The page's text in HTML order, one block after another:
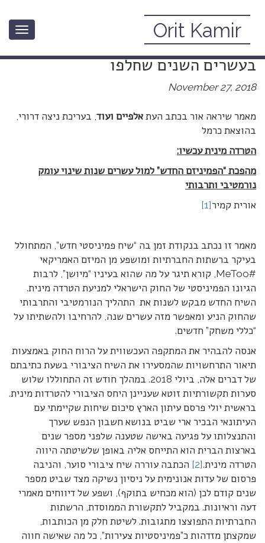
Toggle
Orit Kamir
הטרדה מינית בישראל: ההתפתחות
בעשרים השנים שחלפו
November 27, 2018
מאמר שיראה אור בכתב העת אלפיים ועוד, בעריכת ניצה דרורי,
בהוצאת כרמל
הטרדה מינית עכשיו:
מהפכת “הפמיניזם החדש” למול עשרים שנות שינוי עומק
נורמטיבי ותרבותי
אורית קמיר[1]
מאמר זו נכתב בנקודת זמן בה “שיח פמיניסטי חדש”, המתחולל
בעיקר ברשתות החברתיות ומושפע מן המיזם האמריקאי
#MeToo, קורא תיגר על מה שהוא בעיניו “מיושן”, לרבות
הגיונו הפמיניסטי של החוק הישראלי למניעת הטרדה מינית.
השיח החדש מבקש לשנות את התהליך הנורמטיבי והתרבותי
שהחוק הניע ומאפשר מזה עשרים שנה, להרחיבו ולהשתיתו על
“כללי משחק” חדשים.
אנסה להבהיר את המתקפה העכשווית על הרוח החוק באמצעות
תיאור התרחשויות שהמסעירו את השיח הציבורי בשעת כתיבתם
של דברים אלה, ביולי 2018. במהלך חודש זה התחוללו שלוש
סערות תקשורתיות זוטא שעניינן היחס הציבורי להטרדות מינית.
בראשית יולי פרסם עיתון הארץ סיכום שיחות שקיימתי עם
העיתונאי הבכיר ארי שביט בנושא חשבון הנפש שערך
והתנצלותו על פגיעה באישה שטענה שלפני מספר שנים
בארצות הברית הוא התייחס אליה באופן שלשיטתה היווה
הטרדה מינית.[2]
הכתבה עוררה שיח ציבורי סוער, והניבה
פרסום של עדות אנונימית על ניסיון נשיקה מצד שביט מספר
שנים קודם לכן (הוא מכחיש בתוקף), ושפע של דיווחים מאמרי
דעה וראיונות. במקביל לתקשורת הממוסדת, הרשתות
החברתיות התפוצצו מתגובות. לשיטת חלק מן הכותבות,
שמקצתן מזדהות כ”פמיניסטיות צעירות”, כל מה שאישה חווה